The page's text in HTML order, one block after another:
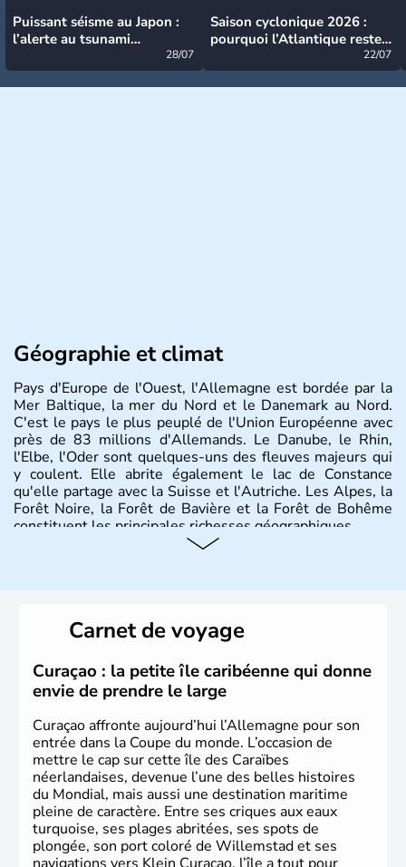
Puissant séisme au Japon :
l’alerte au tsunami
28/07
Saison cyclonique 2026 :
pourquoi l’Atlantique reste
22/07
Géographie et climat
Pays d'Europe de l'Ouest, l'Allemagne est bordée par la
Mer Baltique, la mer du Nord et le Danemark au Nord.
C'est le pays le plus peuplé de l'Union Européenne avec
près de 83 millions d'Allemands. Le Danube, le Rhin,
l'Elbe, l'Oder sont quelques-uns des fleuves majeurs qui
y coulent. Elle abrite également le lac de Constance
qu'elle partage avec la Suisse et l'Autriche. Les Alpes, la
Forêt Noire, la Forêt de Bavière et la Forêt de Bohême
constituent les principales richesses géographiques.
lesquelles bénéficient d'une grande autonomie. Le pays
peut se targuer de grands noms qu'il a vu naître dans tous
les domaines, des arts à la politique en passant par la
philosophie. Hertz, Gutenberg, Heidegger, Thomas Mann,
Herman Hesse ou bien Hegel en font partie.
Carnet de voyage
Curaçao : la petite île caribéenne qui donne
envie de prendre le large
Curaçao affronte aujourd’hui l’Allemagne pour son
entrée dans la Coupe du monde. L’occasion de
mettre le cap sur cette île des Caraïbes
néerlandaises, devenue l’une des belles histoires
du Mondial, mais aussi une destination maritime
pleine de caractère. Entre ses criques aux eaux
turquoise, ses plages abritées, ses spots de
plongée, son port coloré de Willemstad et ses